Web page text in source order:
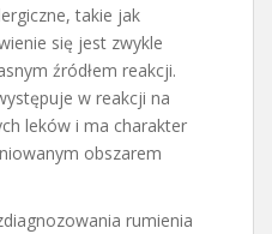
takie jak
się jest zwykle
źródłem reakcji.
w reakcji na
leków i ma charakter
obszarem
rumienia